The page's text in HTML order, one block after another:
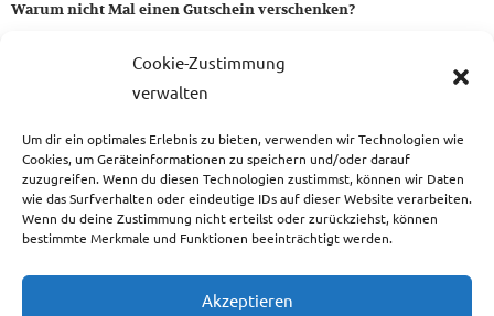
Cookie-Zustimmung
verwalten
Um dir ein optimales Erlebnis zu bieten, verwenden wir Technologien wie
Cookies, um Geräteinformationen zu speichern und/oder darauf
zuzugreifen. Wenn du diesen Technologien zustimmst, können wir Daten
wie das Surfverhalten oder eindeutige IDs auf dieser Website verarbeiten.
Wenn du deine Zustimmung nicht erteilst oder zurückziehst, können
bestimmte Merkmale und Funktionen beeinträchtigt werden.
Akzeptieren
Warum nicht Mal einen Gutschein verschenken?
Ein Gutschein von uns ist das perfekte Geschenk für alle Stoff-
zum Gutschein
Copyright © 2026 Das Atelier